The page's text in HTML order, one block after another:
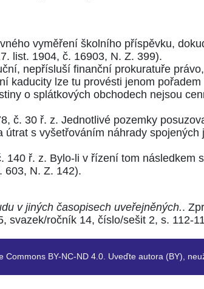
vyměření školního příspěvku,
list. 1904, č. 16903, N. Z. 399).
nepřísluší finanční prokuratuře
kaducity lze tu provésti jenom pořadem
o splátkových obchodech nejsou
č. 30 ř. z. Jednotlivé pozemky
s vyšetřováním náhrady spojených
140 ř. z. Bylo-li v řízení tom následkem
603, N. Z. 142).
v jiných časopisech uveřejněných..
svazek/ročník 14, číslo/sešit 2, s. 112-
Commons BY-NC-ND 4.0. Uveďte autora (BY),